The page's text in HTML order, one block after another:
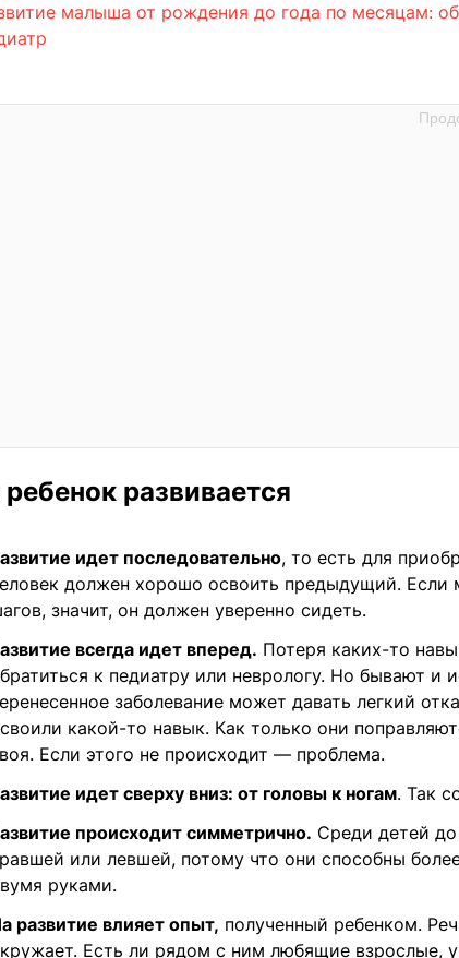
малыша от рождения до года по месяцам:
развивается
идет последовательно, то есть для
должен хорошо освоить предыдущий.
значит, он должен уверенно сидеть.
всегда идет вперед. Потеря каких-то
к педиатру или неврологу. Но бывают и
заболевание может давать легкий
какой-то навык. Как только они
Если этого не происходит — проблема.
идет сверху вниз: от головы к ногам. Так
происходит симметрично. Среди детей
или левшей, потому что они способны
руками.
развитие влияет опыт, полученный ребенком.
Есть ли рядом с ним любящие взрослые,